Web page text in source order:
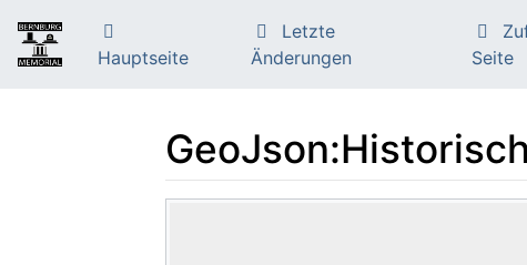
Hauptseite
Letzte
Änderungen
Seite